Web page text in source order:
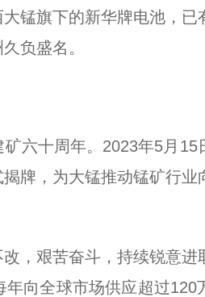
锰旗下的新华牌电池，已
负盛名。
六十周年。2023年5月15
牌，为大锰推动锰矿行业
，艰苦奋斗，持续锐意进
向全球市场供应超过120